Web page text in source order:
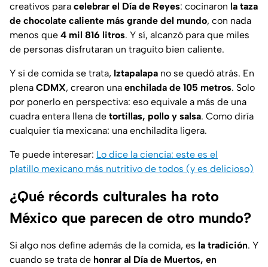
creativos para celebrar el Día de Reyes: cocinaron la taza
de chocolate caliente más grande del mundo, con nada
menos que 4 mil 816 litros. Y sí, alcanzó para que miles
de personas disfrutaran un traguito bien caliente.
Y si de comida se trata, Iztapalapa no se quedó atrás. En
plena CDMX, crearon una enchilada de 105 metros. Solo
por ponerlo en perspectiva: eso equivale a más de una
cuadra entera llena de tortillas, pollo y salsa. Como diría
cualquier tía mexicana: una enchiladita ligera.
Te puede interesar: Lo dice la ciencia: este es el
platillo mexicano más nutritivo de todos (y es delicioso)
¿Qué récords culturales ha roto
México que parecen de otro mundo?
Si algo nos define además de la comida, es la tradición. Y
cuando se trata de honrar al Día de Muertos, en